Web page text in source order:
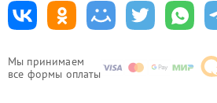
Мы принимаем
все формы оплаты